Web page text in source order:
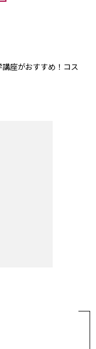
講座がおすすめ！コス